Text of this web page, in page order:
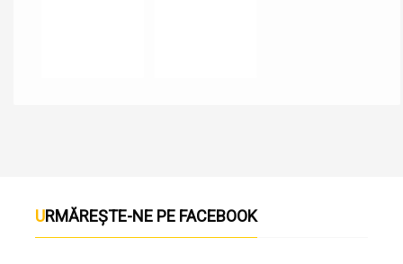
URMĂREȘTE-NE PE FACEBOOK